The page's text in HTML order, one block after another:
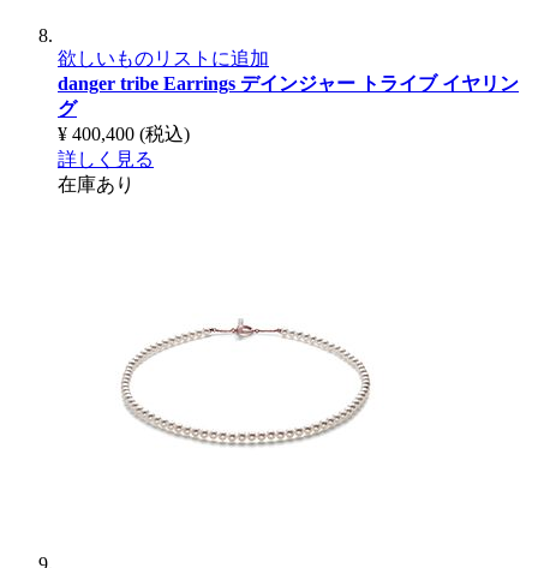
欲しいものリストに追加
danger tribe Earrings デインジャー トライブ イヤリン
グ
¥ 400,400 (税込)
詳しく見る
在庫あり